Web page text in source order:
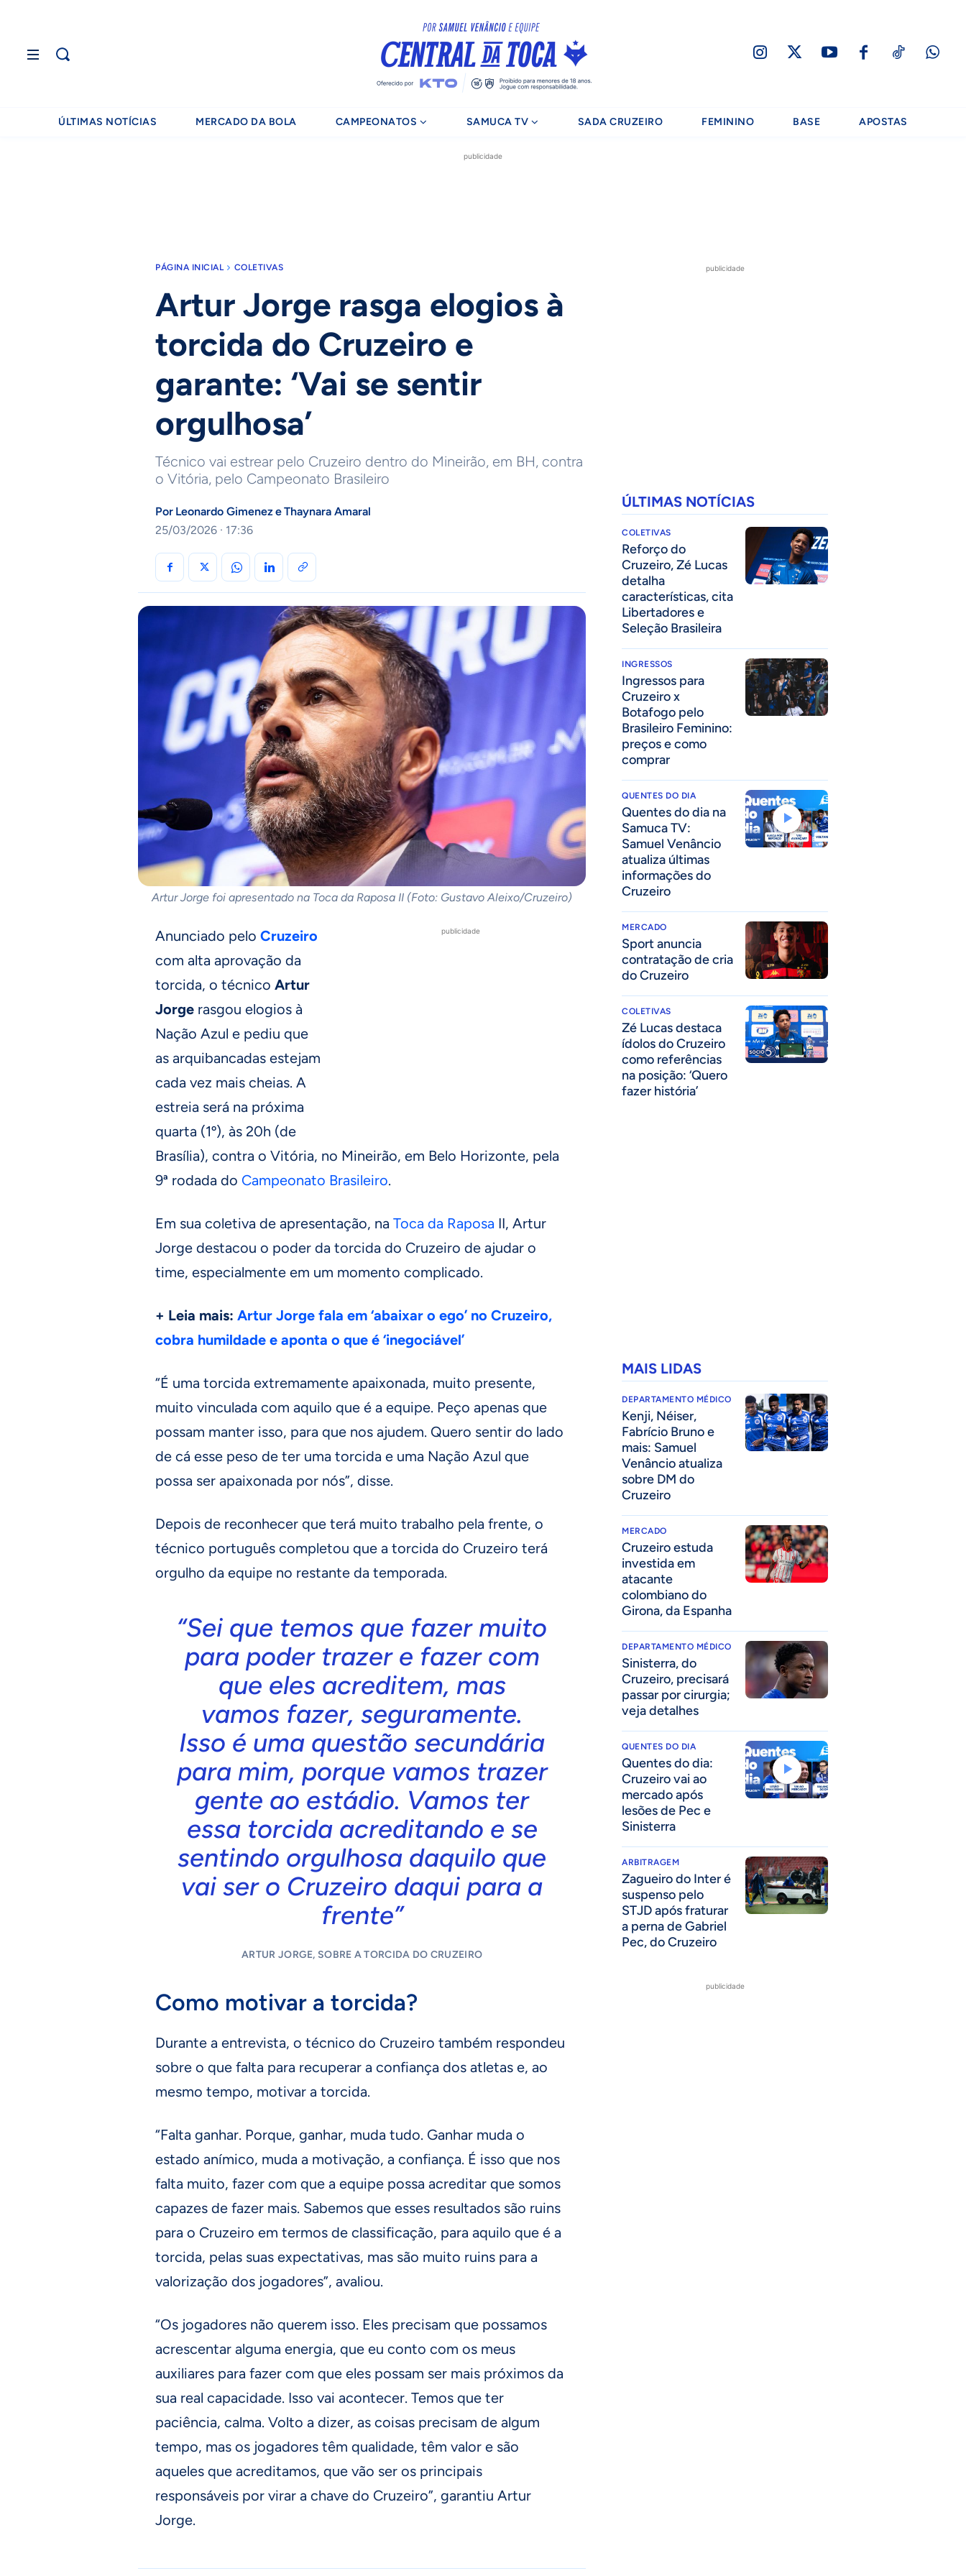
ÚLTIMAS NOTÍCIAS MERCADO DA BOLA CAMPEONATOS SAMUCA TV SADA CRUZEIRO FEMININO BASE APOSTAS
publicidade
PÁGINA INICIAL COLETIVAS
Artur Jorge rasga elogios à
torcida do Cruzeiro e
garante: ‘Vai se sentir
orgulhosa’
Técnico vai estrear pelo Cruzeiro dentro do Mineirão, em BH, contra
o Vitória, pelo Campeonato Brasileiro
Por Leonardo GimenezeThaynara Amaral
25/03/2026 · 17:36
Artur Jorge foi apresentado na Toca da Raposa II (Foto: Gustavo Aleixo/Cruzeiro)
publicidade
Anunciado pelo Cruzeiro
com alta aprovação da
torcida, o técnico Artur
Jorge rasgou elogios à
Nação Azul e pediu que
as arquibancadas estejam
cada vez mais cheias. A
estreia será na próxima
quarta (1º), às 20h (de
Brasília), contra o Vitória, no Mineirão, em Belo Horizonte, pela
9ª rodada do Campeonato Brasileiro.
Em sua coletiva de apresentação, na Toca da Raposa II, Artur
Jorge destacou o poder da torcida do Cruzeiro de ajudar o
time, especialmente em um momento complicado.
+ Leia mais: Artur Jorge fala em ‘abaixar o ego’ no Cruzeiro,
cobra humildade e aponta o que é ‘inegociável’
“É uma torcida extremamente apaixonada, muito presente,
muito vinculada com aquilo que é a equipe. Peço apenas que
possam manter isso, para que nos ajudem. Quero sentir do lado
de cá esse peso de ter uma torcida e uma Nação Azul que
possa ser apaixonada por nós”, disse.
Depois de reconhecer que terá muito trabalho pela frente, o
técnico português completou que a torcida do Cruzeiro terá
orgulho da equipe no restante da temporada.
“Sei que temos que fazer muito
para poder trazer e fazer com
que eles acreditem, mas
vamos fazer, seguramente.
Isso é uma questão secundária
para mim, porque vamos trazer
gente ao estádio. Vamos ter
essa torcida acreditando e se
sentindo orgulhosa daquilo que
vai ser o Cruzeiro daqui para a
frente”
ARTUR JORGE, SOBRE A TORCIDA DO CRUZEIRO
Como motivar a torcida?
Durante a entrevista, o técnico do Cruzeiro também respondeu
sobre o que falta para recuperar a confiança dos atletas e, ao
mesmo tempo, motivar a torcida.
“Falta ganhar. Porque, ganhar, muda tudo. Ganhar muda o
estado anímico, muda a motivação, a confiança. É isso que nos
falta muito, fazer com que a equipe possa acreditar que somos
capazes de fazer mais. Sabemos que esses resultados são ruins
para o Cruzeiro em termos de classificação, para aquilo que é a
torcida, pelas suas expectativas, mas são muito ruins para a
valorização dos jogadores”, avaliou.
“Os jogadores não querem isso. Eles precisam que possamos
acrescentar alguma energia, que eu conto com os meus
auxiliares para fazer com que eles possam ser mais próximos da
sua real capacidade. Isso vai acontecer. Temos que ter
paciência, calma. Volto a dizer, as coisas precisam de algum
tempo, mas os jogadores têm qualidade, têm valor e são
aqueles que acreditamos, que vão ser os principais
responsáveis por virar a chave do Cruzeiro”, garantiu Artur
Jorge.
publicidade
ÚLTIMAS NOTÍCIAS
COLETIVAS
⁠Reforço do
Cruzeiro, Zé Lucas
detalha
características, cita
Libertadores e
Seleção Brasileira
INGRESSOS
Ingressos para
Cruzeiro x
Botafogo pelo
Brasileiro Feminino:
preços e como
comprar
QUENTES DO DIA
Quentes do dia na
Samuca TV:
Samuel Venâncio
atualiza últimas
informações do
Cruzeiro
MERCADO
Sport anuncia
contratação de cria
do Cruzeiro
COLETIVAS
Zé Lucas destaca
ídolos do Cruzeiro
como referências
na posição: ‘Quero
fazer história’
MAIS LIDAS
DEPARTAMENTO MÉDICO
Kenji, Néiser,
Fabrício Bruno e
mais: Samuel
Venâncio atualiza
sobre DM do
Cruzeiro
MERCADO
Cruzeiro estuda
investida em
atacante
colombiano do
Girona, da Espanha
DEPARTAMENTO MÉDICO
Sinisterra, do
Cruzeiro, precisará
passar por cirurgia;
veja detalhes
QUENTES DO DIA
Quentes do dia:
Cruzeiro vai ao
mercado após
lesões de Pec e
Sinisterra
ARBITRAGEM
Zagueiro do Inter é
suspenso pelo
STJD após fraturar
a perna de Gabriel
Pec, do Cruzeiro
publicidade